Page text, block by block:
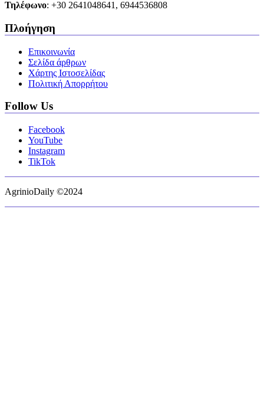
Τηλέφωνο: +30 2641048641, 6944536808
Πλοήγηση
Επικοινωνία
Σελίδα άρθρων
Χάρτης Ιστοσελίδας
Πολιτική Απορρήτου
Follow Us
Facebook
YouTube
Instagram
TikTok
AgrinioDaily ©2024